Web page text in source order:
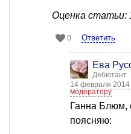
Оценка статьи:
0 Ответить
Ева
Дебютант
14 февраля 2014
модератору
Ганна Блюм,
поясняю: